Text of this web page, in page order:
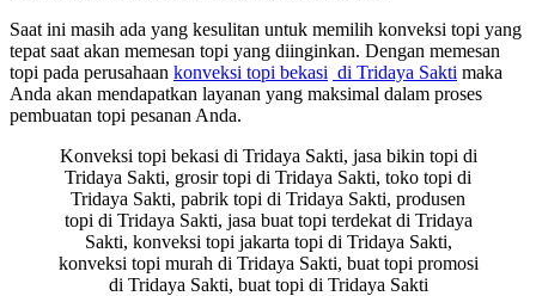
Saat ini masih ada yang kesulitan untuk memilih konveksi topi yang
tepat saat akan memesan topi yang diinginkan. Dengan memesan
topi pada perusahaan konveksi topi bekasi di Tridaya Sakti maka
Anda akan mendapatkan layanan yang maksimal dalam proses
pembuatan topi pesanan Anda.
Konveksi topi bekasi di Tridaya Sakti, jasa bikin topi di
Tridaya Sakti, grosir topi di Tridaya Sakti, toko topi di
Tridaya Sakti, pabrik topi di Tridaya Sakti, produsen
topi di Tridaya Sakti, jasa buat topi terdekat di Tridaya
Sakti, konveksi topi jakarta topi di Tridaya Sakti,
konveksi topi murah di Tridaya Sakti, buat topi promosi
di Tridaya Sakti, buat topi di Tridaya Sakti